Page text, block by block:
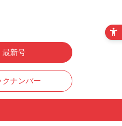
最新号
クナンバー